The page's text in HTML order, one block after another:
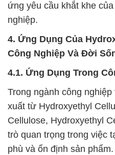
ứng yêu cầu khắt khe
nghiệp.
4. Ứng Dụng Của
Công Nghiệp Và Đời
4.1. Ứng Dụng Trong
Trong ngành công
xuất từ Hydroxyethyl
Cellulose, Hydroxyethyl
trò quan trọng trong việc
phù và ổn định sản